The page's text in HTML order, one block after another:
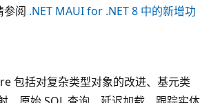
参阅 .NET MAUI for .NET 8 中的新增功
包括对复杂类型对象的改进、基元类